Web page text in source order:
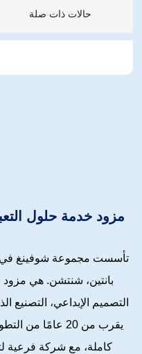
حالات ذات صلة
مزود خدمة حلول
بانتين، شنتشن. هي مزود
التصميم الإبداعي، التصنيع
يقرب من 20 عامًا
كاملة، مع شركة فرعية